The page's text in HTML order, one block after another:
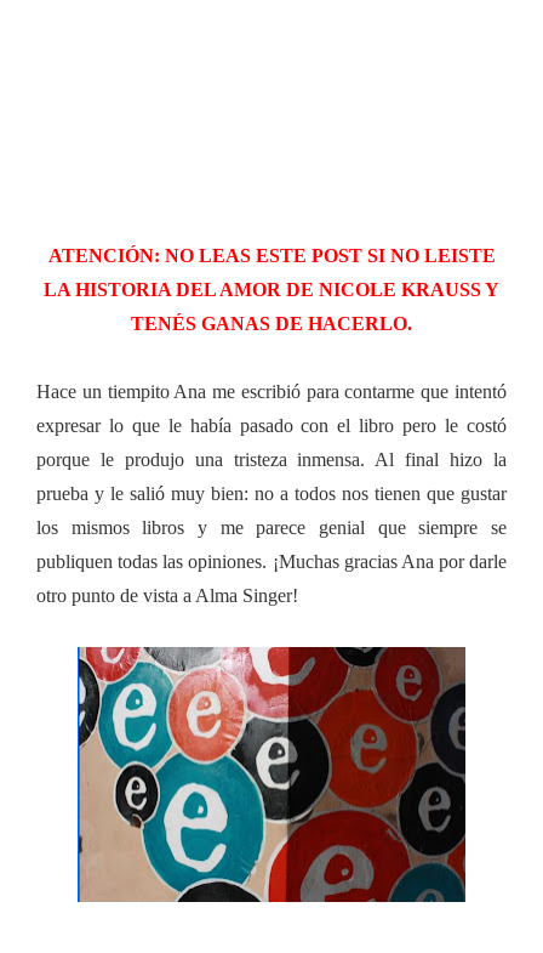
ATENCIÓN: NO LEAS ESTE POST SI NO LEISTE
LA HISTORIA DEL AMOR DE NICOLE KRAUSS Y
TENÉS GANAS DE HACERLO.
Hace un tiempito Ana me escribió para contarme que intentó
expresar lo que le había pasado con el libro pero le costó
porque le produjo una tristeza inmensa. Al final hizo la
prueba y le salió muy bien: no a todos nos tienen que gustar
los mismos libros y me parece genial que siempre se
publiquen todas las opiniones. ¡Muchas gracias Ana por darle
otro punto de vista a Alma Singer!